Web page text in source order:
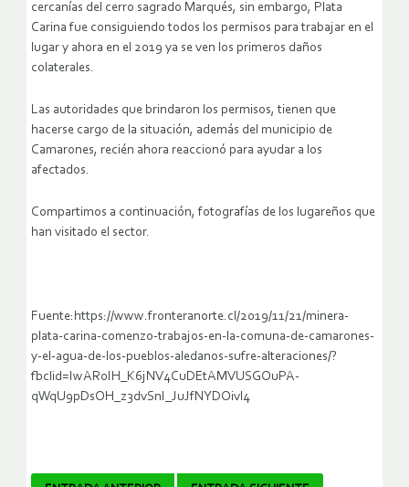
cercanías del cerro sagrado Marqués, sin embargo, Plata
Carina fue consiguiendo todos los permisos para trabajar en el
lugar y ahora en el 2019 ya se ven los primeros daños
colaterales.
Las autoridades que brindaron los permisos, tienen que
hacerse cargo de la situación, además del municipio de
Camarones, recién ahora reaccionó para ayudar a los
afectados.
Compartimos a continuación, fotografías de los lugareños que
han visitado el sector.
Fuente:https://www.fronteranorte.cl/2019/11/21/minera-
plata-carina-comenzo-trabajos-en-la-comuna-de-camarones-
y-el-agua-de-los-pueblos-aledanos-sufre-alteraciones/?
fbclid=IwAR0IH_K6jNV4CuDEtAMVUSGOuPA-
qWqU9pDsOH_z3dvSnI_JuJfNYDOivl4